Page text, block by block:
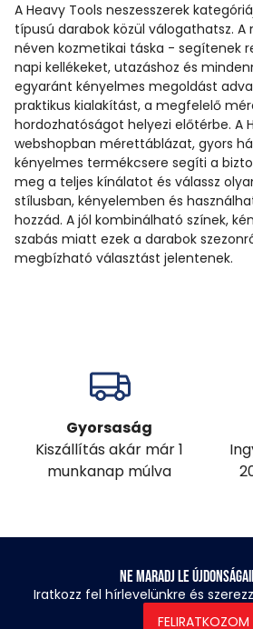
A Heavy Tools neszesszerek
típusú darabok közül válogathatsz. A
néven kozmetikai táska - segítenek
napi kellékeket, utazáshoz és
egyaránt kényelmes megoldást
praktikus kialakítást, a megfelelő
hordozhatóságot helyezi előtérbe. A
webshopban mérettáblázat, gyors
kényelmes termékcsere segíti a
meg a teljes kínálatot és válassz
stílusban, kényelemben és
hozzád. A jól kombinálható színek,
szabás miatt ezek a darabok
megbízható választást jelentenek.
Gyorsaság
Kiszállítás akár már 1
munkanap múlva
Ne maradj le
Iratkozz fel hírlevelünkre és
FELIRATKOZOM